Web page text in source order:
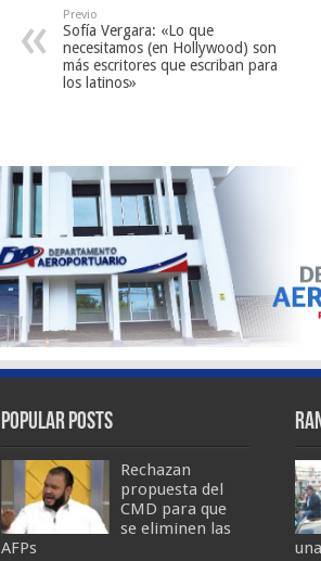
Previo
Sofía Vergara: «Lo que
necesitamos (en Hollywood) son
más escritores que escriban para
los latinos»
Popular Posts
Rechazan
propuesta del
CMD para que
se eliminen las
AFPs